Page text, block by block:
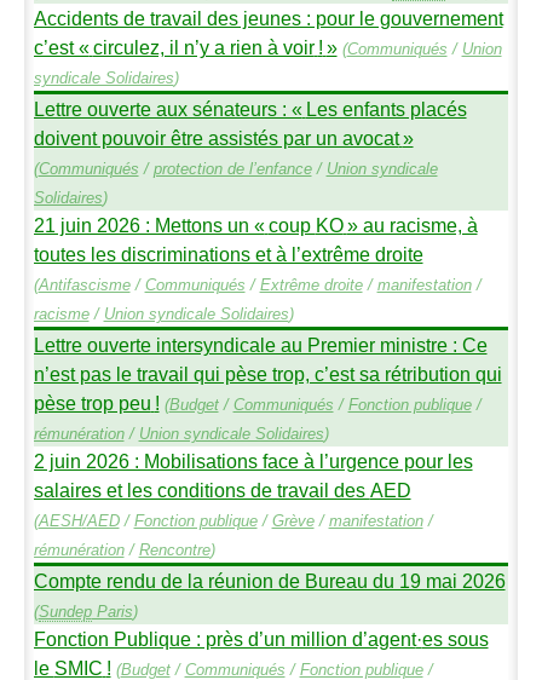
Accidents de travail des jeunes : pour le gouvernement
c’est «circulez, il n’y a rien à voir ! » (Communiqués / Union
syndicale Solidaires)
Lettre ouverte aux sénateurs : « Les enfants placés
doivent pouvoir être assistés par un avocat»
(Communiqués / protection de l’enfance/ Union syndicale
Solidaires)
21 juin 2026 : Mettons un «coup KO» au racisme, à
toutes les discriminations et à l’extrême droite
(Antifascisme/ Communiqués / Extrême droite/ manifestation/
racisme/ Union syndicale Solidaires)
Lettre ouverte intersyndicale au Premier ministre : Ce
n’est pas le travail qui pèse trop, c’est sa rétribution qui
pèse trop peu ! (Budget/ Communiqués / Fonction publique/
rémunération/ Union syndicale Solidaires)
2 juin 2026 : Mobilisations face à l’urgence pour les
salaires et les conditions de travail des AED
(AESH/AED/ Fonction publique/ Grève/ manifestation/
rémunération/ Rencontre)
Compte rendu de la réunion de Bureau du 19 mai 2026
(SundepParis)
Fonction Publique : près d’un million d’agent·es sous
le SMIC ! (Budget/ Communiqués / Fonction publique/